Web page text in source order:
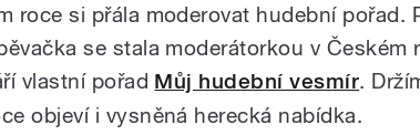
roce si přála moderovat hudební pořad.
se stala moderátorkou v Českém
vlastní pořad Můj hudební vesmír.
objeví i vysněná herecká nabídka.